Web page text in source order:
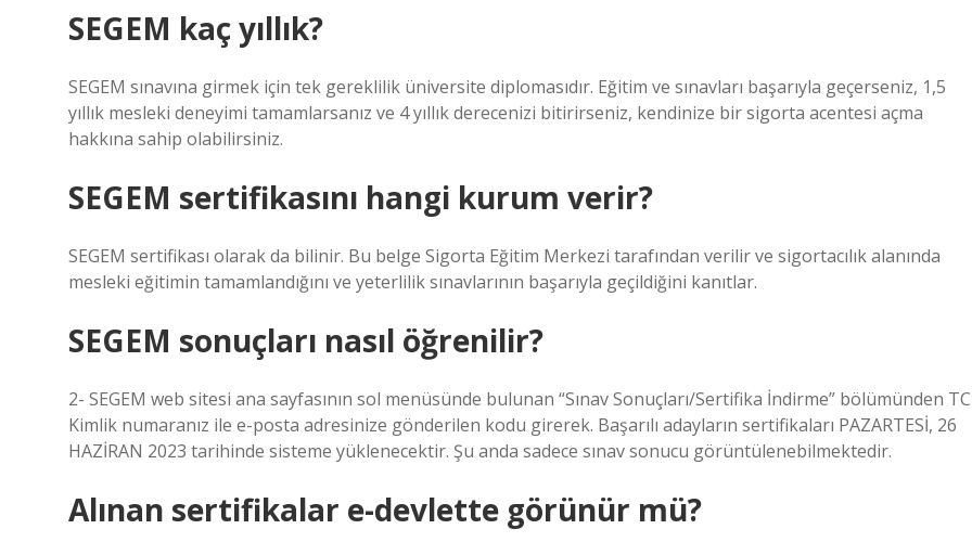
SEGEM kaç yıllık?
SEGEM sınavına girmek için tek gereklilik üniversite diplomasıdır. Eğitim ve sınavları başarıyla geçerseniz, 1,5
yıllık mesleki deneyimi tamamlarsanız ve 4 yıllık derecenizi bitirirseniz, kendinize bir sigorta acentesi açma
hakkına sahip olabilirsiniz.
SEGEM sertifikasını hangi kurum verir?
SEGEM sertifikası olarak da bilinir. Bu belge Sigorta Eğitim Merkezi tarafından verilir ve sigortacılık alanında
mesleki eğitimin tamamlandığını ve yeterlilik sınavlarının başarıyla geçildiğini kanıtlar.
SEGEM sonuçları nasıl öğrenilir?
2- SEGEM web sitesi ana sayfasının sol menüsünde bulunan “Sınav Sonuçları/Sertifika İndirme” bölümünden TC
Kimlik numaranız ile e-posta adresinize gönderilen kodu girerek. Başarılı adayların sertifikaları PAZARTESİ, 26
HAZİRAN 2023 tarihinde sisteme yüklenecektir. Şu anda sadece sınav sonucu görüntülenebilmektedir.
Alınan sertifikalar e-devlette görünür mü?